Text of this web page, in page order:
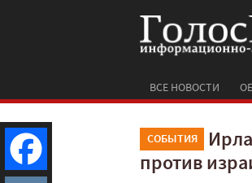
ВСЕ НОВОСТИ
СОБЫТИЯ
против